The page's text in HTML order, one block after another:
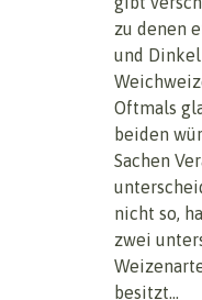
zu denen
und Dinkel
Oftmals
beiden
Sachen
nicht so,
zwei
besitzt...